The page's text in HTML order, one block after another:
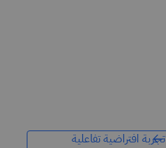
تجربة افتراضية تفاعلية